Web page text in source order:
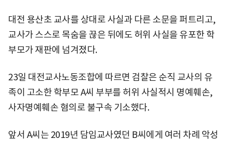
대전 용산초 교사를 상대로 사실과 다른 소문을 퍼트리고,
교사가 스스로 목숨을 끊은 뒤에도 허위 사실을 유포한 학
부모가 재판에 넘겨졌다.
23일 대전교사노동조합에 따르면 검찰은 순직 교사의 유
족이 고소한 학부모 A씨 부부를 허위 사실적시 명예훼손,
사자명예훼손 혐의로 불구속 기소했다.
앞서 A씨는 2019년 담임교사였던 B씨에게 여러 차례 악성